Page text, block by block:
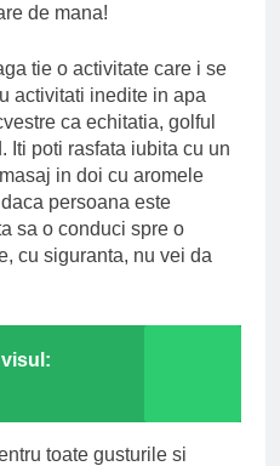
de mana!
tie o activitate care i se
activitati inedite in apa
ca echitatia, golful
Iti poti rasfata iubita cu un
in doi cu aromele
persoana este
sa o conduci spre o
cu siguranta, nu vei da
toate gusturile si